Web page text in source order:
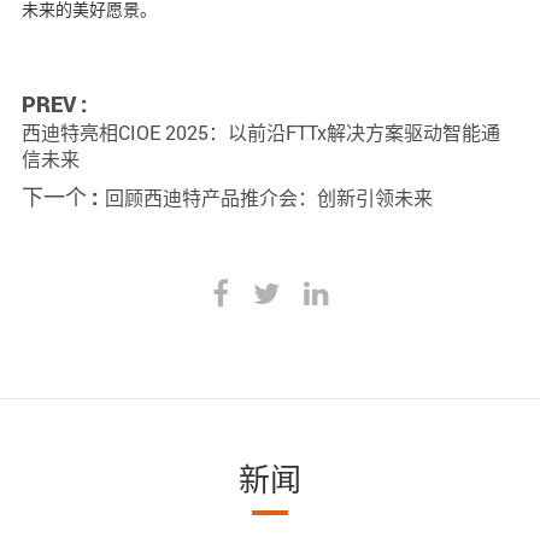
未来的美好愿景。
PREV :
西迪特亮相CIOE 2025：以前沿FTTx解决方案驱动智能通
信未来
下一个 : 回顾西迪特产品推介会：创新引领未来
新闻